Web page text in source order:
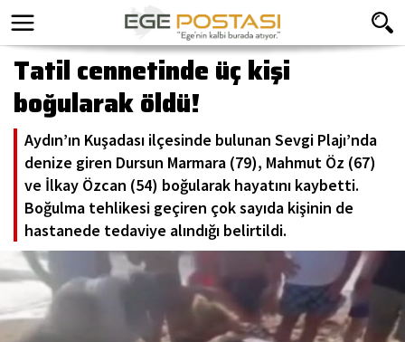
Tatil cennetinde üç kişi
boğularak öldü!
Aydın’ın Kuşadası ilçesinde bulunan Sevgi Plajı’nda
denize giren Dursun Marmara (79), Mahmut Öz (67)
ve İlkay Özcan (54) boğularak hayatını kaybetti.
Boğulma tehlikesi geçiren çok sayıda kişinin de
hastanede tedaviye alındığı belirtildi.